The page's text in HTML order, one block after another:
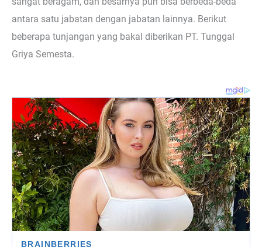
antara satu jabatan dengan jabatan lainnya. Berikut
beberapa tunjangan yang bakal diberikan PT. Tunggal
Griya Semesta.